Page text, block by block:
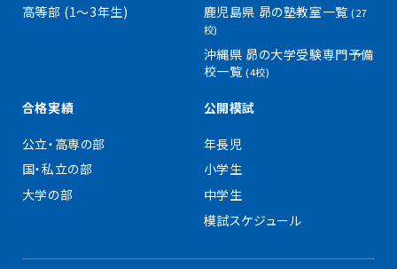
高等部 (1〜3年生)
鹿児島県 昴の塾教室一覧(27
校)
沖縄県 昴の大学受験専門予備
校一覧 (4校)
合格実績
公立・高専の部
国・私立の部
大学の部
公開模試
年長児
小学生
中学生
模試スケジュール